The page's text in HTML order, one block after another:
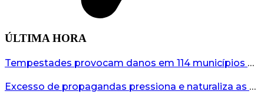
ÚLTIMA HORA
Tempestades provocam danos em 114 municípios e deixam uma vítima e cinco feridos no RS...
Excesso de propagandas pressiona e naturaliza as apostas...